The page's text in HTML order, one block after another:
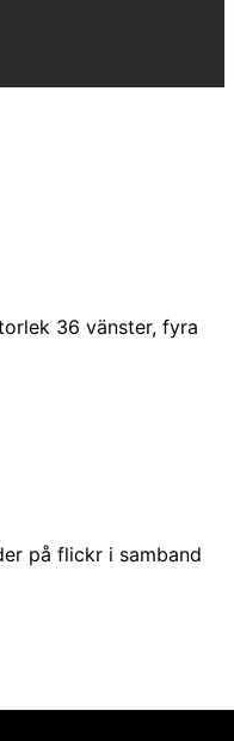
36 vänster, fyra
på flickr i samband